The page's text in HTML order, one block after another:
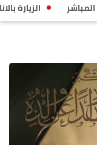
الزيارة